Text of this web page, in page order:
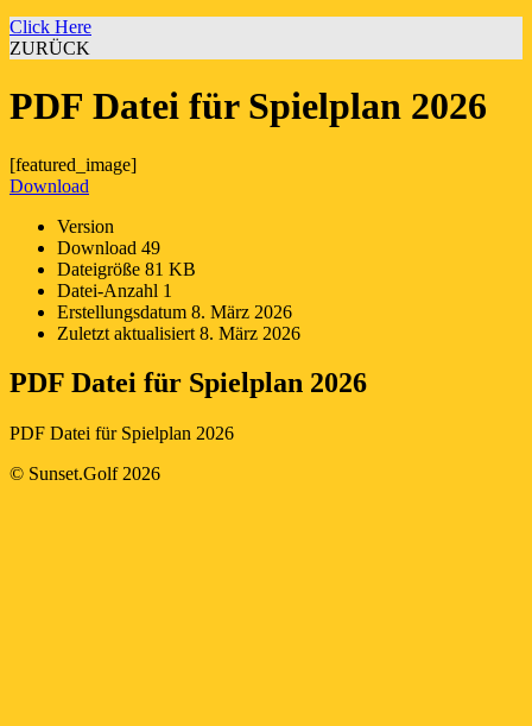
Click Here
ZURÜCK
PDF Datei für Spielplan 2026
[featured_image]
Download
Version
Download 49
Dateigröße 81 KB
Datei-Anzahl 1
Erstellungsdatum 8. März 2026
Zuletzt aktualisiert 8. März 2026
PDF Datei für Spielplan 2026
PDF Datei für Spielplan 2026
2026-
© Sunset.Golf 2026